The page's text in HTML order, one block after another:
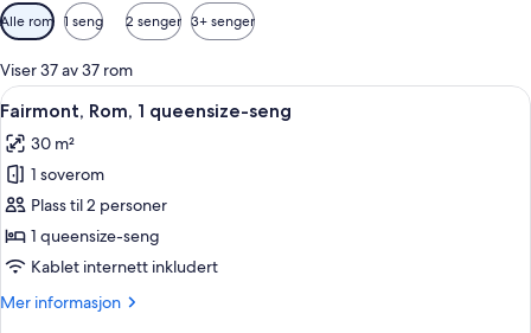
Tilgjengelige
filtre
for
rom
Alle rom 1 seng 2 senger 3+ senger
Viser 37 av 37 rom
Åpne
alle
bildene
av
Fairmont,
Rom,
1
seng
Fairmont, Rom, 1 queensize-seng |
6
Fairmont, Rom, 1 queensize-seng
30 m²
1 soverom
Plass til 2 personer
1 queensize-seng
Kablet internett inkludert
Mer informasjon
Mer